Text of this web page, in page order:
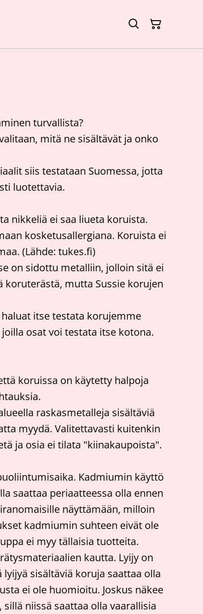
turvallista?
mitä ne sisältävät ja onko
siis testataan Suomessa, jotta
luotettavia.
nikkeliä ei saa liueta koruista.
kosketusallergiana. Koruista ei
(Lähde: tukes.fi)
on sidottu metalliin, jolloin sitä ei
mutta Sussie korujen
itse testata korujemme
osat voi testata itse kotona.
koruissa on käytetty halpoja
raskasmetalleja sisältäviä
myydä. Valitettavasti kuitenkin
ja osia ei tilata "kiinakaupoista".
Kadmiumin käyttö
saattaa periaatteessa olla ennen
näyttämään, milloin
kadmiumin suhteen eivät ole
ei myy tällaisia tuotteita.
kautta. Lyijy on
sisältäviä koruja saattaa olla
ei ole huomioitu. Joskus näkee
niissä saattaa olla vaarallisia